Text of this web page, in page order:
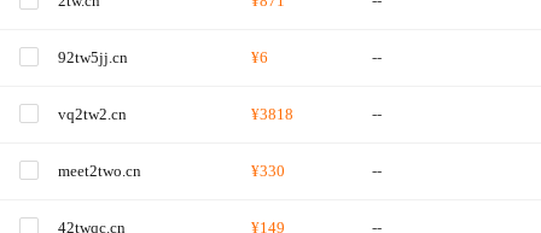
92tw5jj.cn ¥6 --
vq2tw2.cn ¥3818 --
meet2two.cn ¥330 --
42twqc.cn ¥149 --